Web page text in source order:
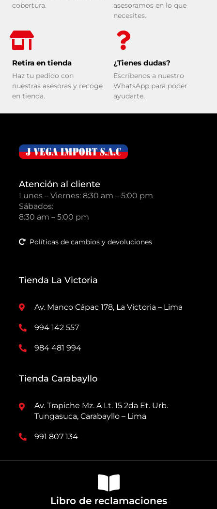
cobertura.
asesoramos en lo que
necesites.
Retira en tienda
Haz tu pedido con
nuestras asesoras y recoge
en tienda.
¿Tienes dudas?
Escríbenos a nuestro
WhatsApp para poder
ayudarte.
Atención al cliente
Lunes – Viernes: 8:30 am – 5:00 pm
Sábados:
8:30 am – 5:00 pm
Políticas de cambios y devoluciones
Tienda La Victoria
Av. Manco Cápac 178, La Victoria – Lima
994 142 557
984 481 994
Tienda Carabayllo
Av. Trapiche Mz. A Lt. 15 2da Et. Urb.
Tungasuca, Carabayllo – Lima
991 807 134
Libro de reclamaciones